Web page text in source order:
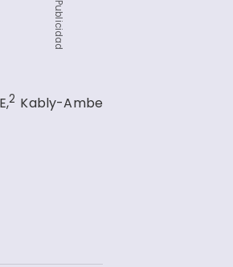
Publicidad
2 Kably-Ambe